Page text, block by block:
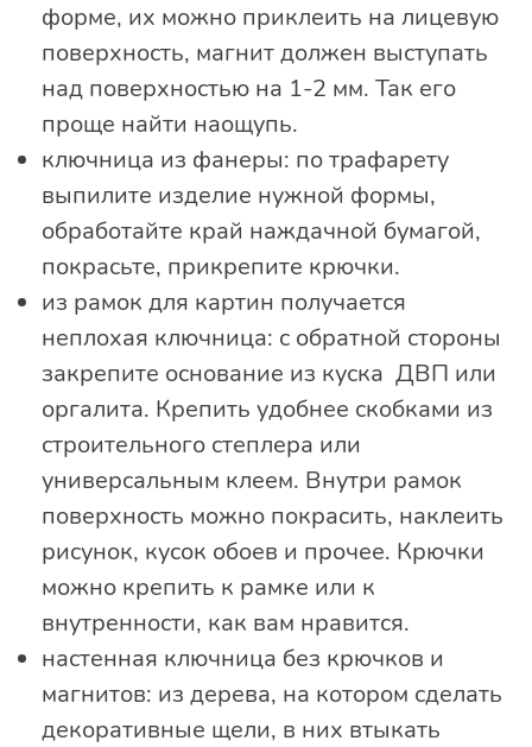
форме, их можно приклеить на лицевую
поверхность, магнит должен выступать
над поверхностью на 1-2 мм. Так его
проще найти наощупь.
ключница из фанеры: по трафарету
выпилите изделие нужной формы,
обработайте край наждачной бумагой,
покрасьте, прикрепите крючки.
из рамок для картин получается
неплохая ключница: с обратной стороны
закрепите основание из куска ДВП или
оргалита. Крепить удобнее скобками из
строительного степлера или
универсальным клеем. Внутри рамок
поверхность можно покрасить, наклеить
рисунок, кусок обоев и прочее. Крючки
можно крепить к рамке или к
внутренности, как вам нравится.
настенная ключница без крючков и
магнитов: из дерева, на котором сделать
декоративные щели, в них втыкать